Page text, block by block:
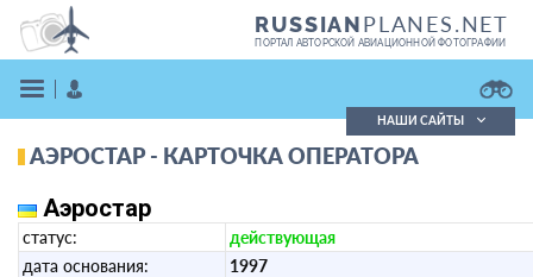
RUSSIANPLANES.NET
ПОРТАЛ АВТОРСКОЙ АВИАЦИОННОЙ ФОТОГРАФИИ
ВОЙТИ
Поиск фотографий
НАШИ САЙТЫ
АЭРОСТАР - КАРТОЧКА ОПЕРАТОРА
Аэростар
статус:
действующая
дата основания:
1997